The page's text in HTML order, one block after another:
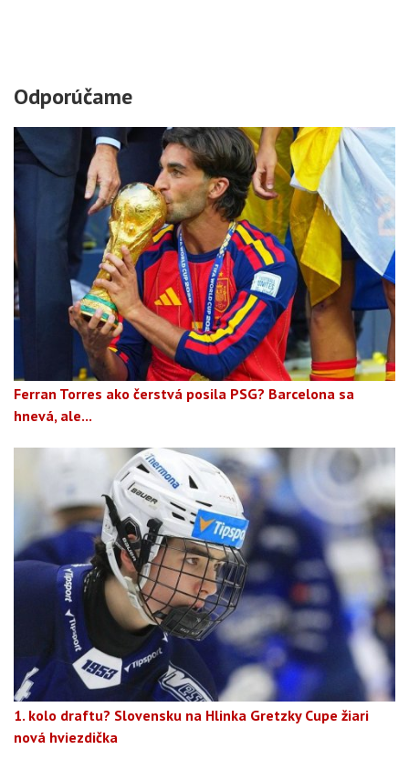
Odporúčame
Ferran Torres ako čerstvá posila PSG? Barcelona sa
hnevá, ale...
1. kolo draftu? Slovensku na Hlinka Gretzky Cupe žiari
nová hviezdička